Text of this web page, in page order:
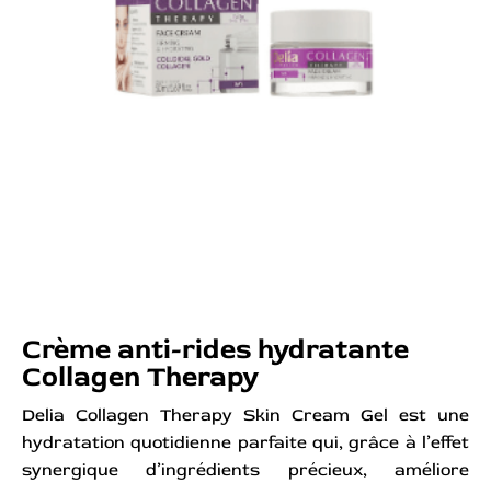
Crème anti-rides hydratante
Collagen Therapy
Delia Collagen Therapy Skin Cream Gel est une
hydratation quotidienne parfaite qui, grâce à l’effet
synergique d’ingrédients précieux, améliore